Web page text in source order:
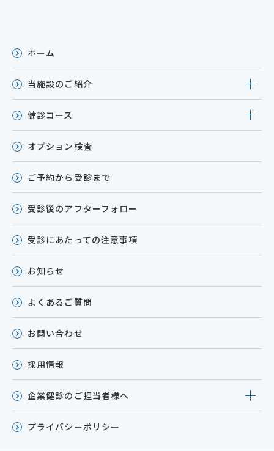
ホーム
当施設のご紹介
健診コース
オプション検査
ご予約から受診まで
受診後のアフターフォロー
受診にあたっての注意事項
お知らせ
よくあるご質問
お問い合わせ
採用情報
企業健診のご担当者様へ
プライバシーポリシー